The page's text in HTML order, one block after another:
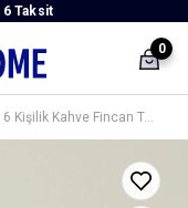
6 Taksit
0
Sora Bloom Porselen 12 Parça 6 Kişilik Kahve Fincan Takımı 80 ml Turuncu-Mavi